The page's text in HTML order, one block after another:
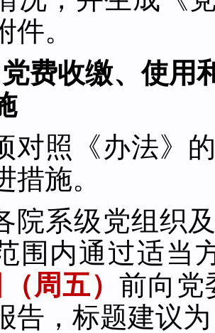
件。
费收缴、使用
对照《办法》
措施。
院系级党组织
围内通过适当
（周五）前向党
告，标题建议